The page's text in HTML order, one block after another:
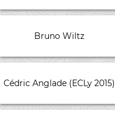
Bruno Wiltz
Cédric Anglade (ECLy 2015)